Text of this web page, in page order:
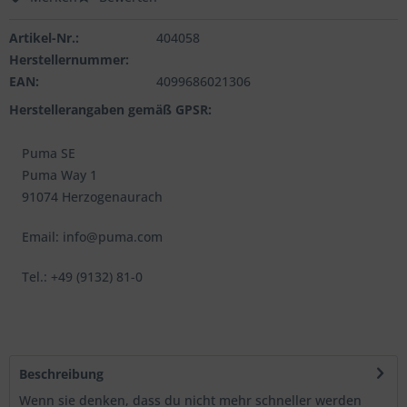
Artikel-Nr.:
404058
Herstellernummer:
EAN:
4099686021306
Herstellerangaben gemäß GPSR:
Puma SE
Puma Way 1
91074 Herzogenaurach
Email: info@puma.com
Tel.: +49 (9132) 81-0
Beschreibung
Wenn sie denken, dass du nicht mehr schneller werden